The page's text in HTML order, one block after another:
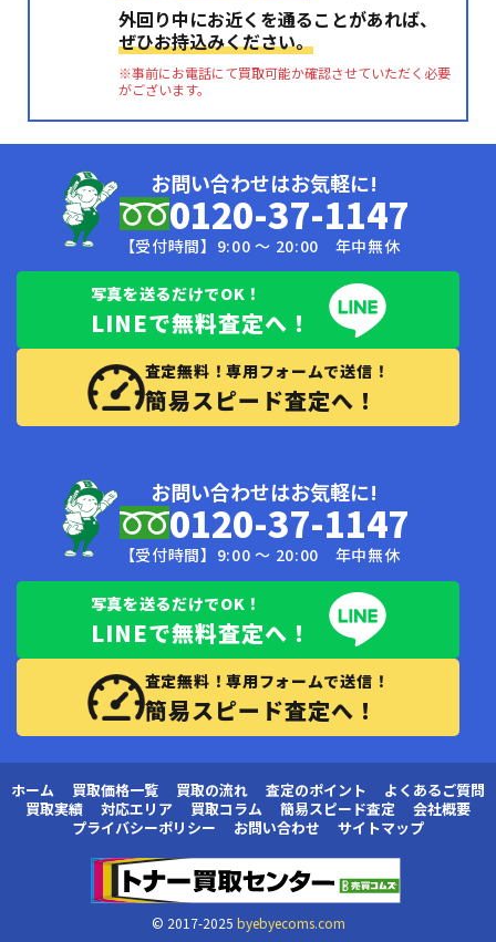
外回り中にお近くを通ることがあれば、
ぜひお持込みください。
※事前にお電話にて買取可能か確認させていただく必要
がございます。
お問い合わせはお気軽に!
0120-37-1147
【受付時間】9:00 〜 20:00 年中無休
写真を送るだけでOK！
LINEで無料査定へ！
査定無料！専用フォームで送信！
簡易スピード査定へ！
お問い合わせはお気軽に!
0120-37-1147
【受付時間】9:00 〜 20:00 年中無休
写真を送るだけでOK！
LINEで無料査定へ！
査定無料！専用フォームで送信！
簡易スピード査定へ！
ホーム 買取価格一覧 買取の流れ 査定のポイント
よくあるご質問
買取実績
対応エリア 買取コラム 簡易スピード査定
会社概要
プライバシーポリシー
お問い合わせ サイトマップ
© 2017-2025 byebyecoms.com